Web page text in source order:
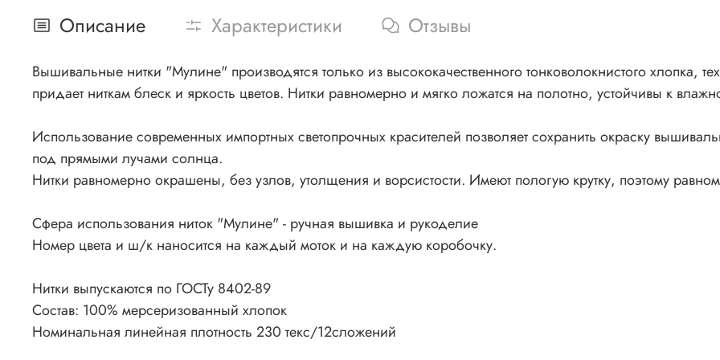
Описание Характеристики Отзывы
Вышивальные нитки "Мулине" производятся только из высококачественного тонковолокнистого хлопка,
придает ниткам блеск и яркость цветов. Нитки равномерно и мягко ложатся на полотно, устойчивы к
Использование современных импортных светопрочных красителей позволяет сохранить окраску
под прямыми лучами солнца.
Нитки равномерно окрашены, без узлов, утолщения и ворсистости. Имеют пологую крутку, поэтому
Сфера использования ниток "Мулине" - ручная вышивка и рукоделие
Номер цвета и ш/к наносится на каждый моток и на каждую коробочку.
Нитки выпускаются по ГОСТу 8402-89
Состав: 100% мерсеризованный хлопок
Номинальная линейная плотность 230 текс/12сложений